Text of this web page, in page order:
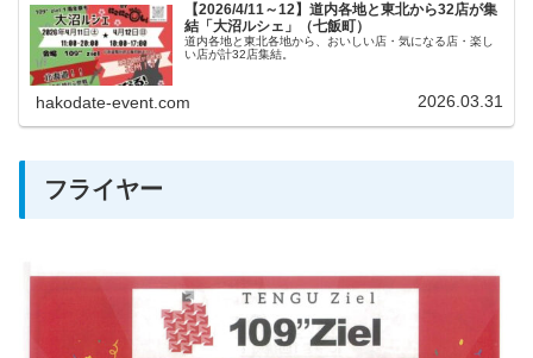
【2026/4/11～12】道内各地と東北から32店が集
結「大沼ルシェ」（七飯町）
道内各地と東北各地から、おいしい店・気になる店・楽し
い店が計32店集結。
hakodate-event.com 2026.03.31
フライヤー